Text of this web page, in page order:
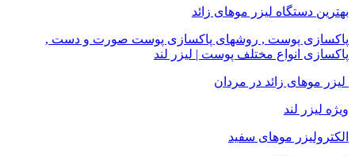
بهترین دستگاه لیزر موهای زائد
پاکسازی پوست , روشهای پاکسازی پوست صورت و دست ,
پاکسازی انواع مختلف پوست | لیزر لند
لیزر موهای زائد در مردان
ویژه لیزر لند
الکترولیزر موهای سفید